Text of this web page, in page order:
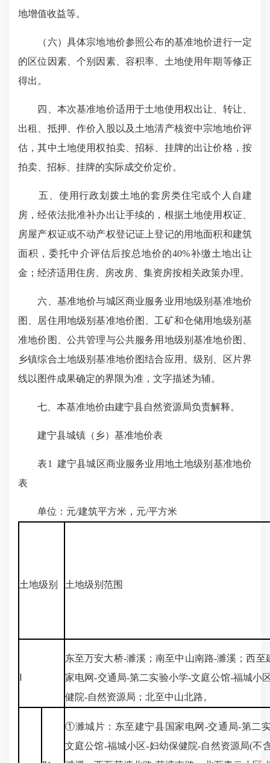
地增值收益等。
（六）具体宗地地价参照公布的基准地价进行一定
的区位因素、个别因素、容积率、土地使用年期等修正
得出。
四、本次基准地价适用于土地使用权出让、转让、
出租、抵押、作价入股以及土地清产核资中宗地地价评
估，其中土地使用权拍卖、招标、挂牌的出让价格，按
拍卖、招标、挂牌的实际成交价定价。
五、使用行政划拨土地的套房类住宅或个人自建
房，经依法批准补办出让手续的，根据土地使用权证、
房屋产权证或不动产权登记证上登记的用地面积和建筑
面积，委托中介评估后按总地价的40%补缴土地出让
金；经济适用住房、房改房、集资房按相关政策办理。
六、基准地价与城区商业服务业用地级别基准地价
图、居住用地级别基准地价图、工矿和仓储用地级别基
准地价图、公共管理与公共服务用地级别基准地价图、
乡镇综合土地级别基准地价图结合应用。级别、区片界
线以图件成果确定的界限为准，文字描述为辅。
七、本基准地价由建宁县自然资源局负责解释。
建宁县城镇（乡）基准地价表
表1 建宁县城区商业服务业用地土地级别基准地价
表
单位：元/建筑平方米，元/平方米
土地级别 土地级别范围
东至万安大桥-濉溪；南至中山南路-濉溪；西至
家电网-交通局-第二实验小学-文庭公馆-福城小
健院-自然资源局；北至中山北路。
①濉城片：东至建宁县国家电网-交通局-第二
文庭公馆-福城小区-妇幼保健院-自然资源局(不